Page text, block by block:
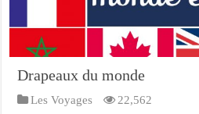
Drapeaux du monde
Les Voyages 22,562